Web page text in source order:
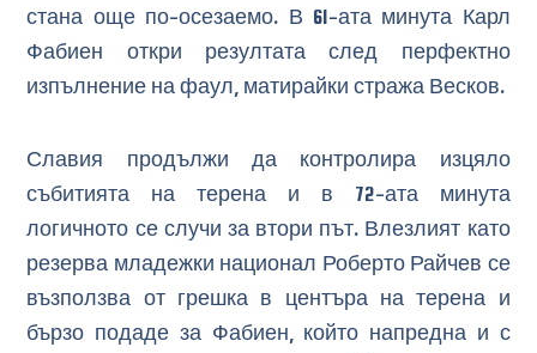
стана още по-осезаемо. В 61-ата минута Карл
Фабиен откри резултата след перфектно
изпълнение на фаул, матирайки стража Весков.
Славия продължи да контролира изцяло
събитията на терена и в 72-ата минута
логичното се случи за втори път. Влезлият като
резерва младежки национал Роберто Райчев се
възползва от грешка в центъра на терена и
бързо подаде за Фабиен, който напредна и с